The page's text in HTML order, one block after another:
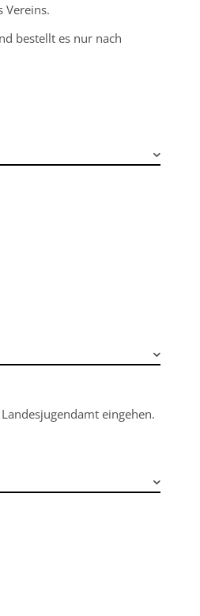
Vereins.
bestellt es nur nach
eingehen.